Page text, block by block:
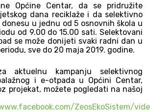
Općine Centar, da se pridružite
dana reciklaže i da selektivno
u jednu od 5 osnovnih škola u
od 9.00 do 15.00 sati. Selektovani
se može donijeti svaki radni dan u
sve do 20 maja 2019. godine.
aktuelnu kampanju selektivnog
i e-otpada u Općini Centar,
projekat, možete pogledati na našoj
ZeosEkoSistem/